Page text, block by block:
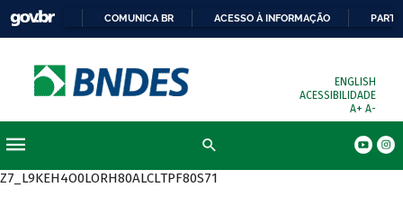
COMUNICA BR ACESSO À INFORMAÇÃO
ENGLISH
ACESSIBILIDADE
A+ A-
Z7_L9KEH4O0LORH80ALCLTPF80S71